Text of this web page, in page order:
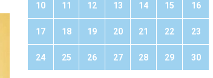
10 11 12 13 14 15 16
17 18 19 20 21 22 23
24 25 26 27 28 29 30